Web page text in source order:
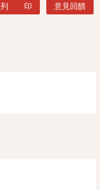
列 印 意見回饋